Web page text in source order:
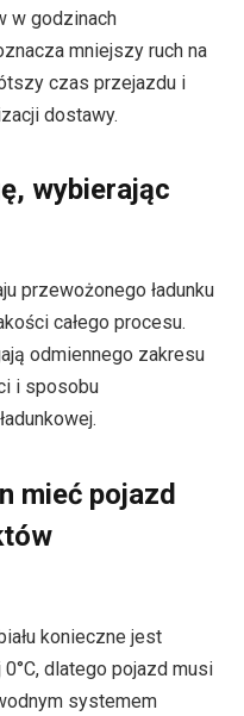
w godzinach
mniejszy ruch na
czas przejazdu i
dostawy.
wybierając
przewożonego ładunku
całego procesu.
odmiennego zakresu
i sposobu
mieć pojazd
konieczne jest
dlatego pojazd musi
systemem